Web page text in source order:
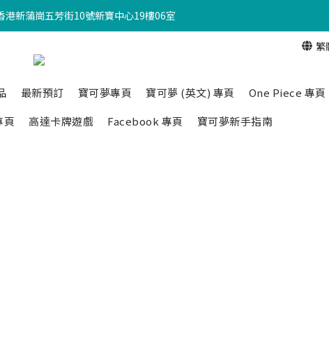
港新蒲崗五芳街10號新寶中心19樓06室
繁
最新預訂 寶可夢專頁 寶可夢 (英文) 專頁
One Piece 專頁
頁 高達卡牌遊戲 Facebook 專頁 寶可夢新手指南